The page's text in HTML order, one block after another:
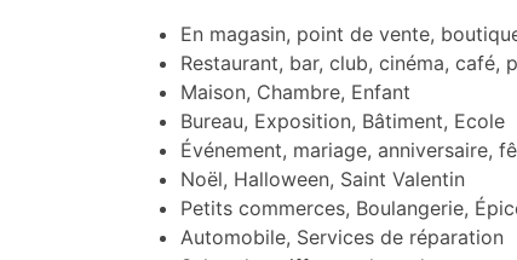
En magasin, point de vente,
Restaurant, bar, club, cinéma, café,
Maison, Chambre, Enfant
Bureau, Exposition, Bâtiment, Ecole
Événement, mariage, anniversaire,
Noël, Halloween, Saint Valentin
Petits commerces, Boulangerie,
Automobile, Services de réparation